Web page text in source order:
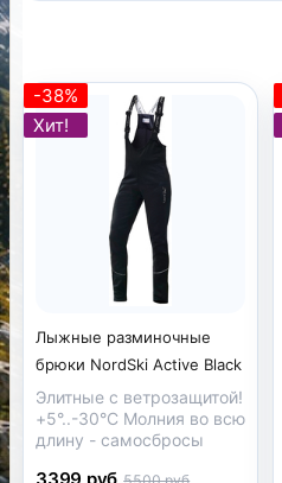
-38%
Хит!
Лыжные разминочные
брюки NordSki Active Black
Элитные с ветрозащитой!
+5°..-30°С Молния во всю
длину - самосбросы